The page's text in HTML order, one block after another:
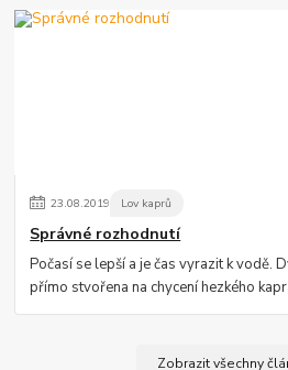
23.08.2019 Lov kaprů
Správné rozhodnutí
Počasí se lepší a je čas vyrazit k vodě.
přímo stvořena na chycení hezkého
Zobrazit všechny